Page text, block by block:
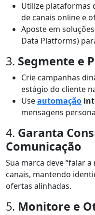
Utilize plataformas
de canais online e
Aposte em
Data Platforms)
3. Segmente e
Crie campanhas
estágio do cliente
Useautomação
mensagens
4. Garanta
Comunicação
Sua marca deve “falar
canais, mantendo
ofertas alinhadas.
5. Monitore e